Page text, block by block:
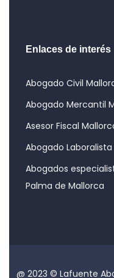
Enlaces de interés
Abogado Civil
Abogado Mercantil
Asesor Fiscal
Abogado
Abogados
Palma de Mallorca
@ 2023 © Lafuente